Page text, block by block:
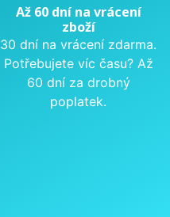
Až 60 dní na vrácení
zboží
30 dní na vrácení zdarma.
Potřebujete víc času? Až
60 dní za drobný
poplatek.